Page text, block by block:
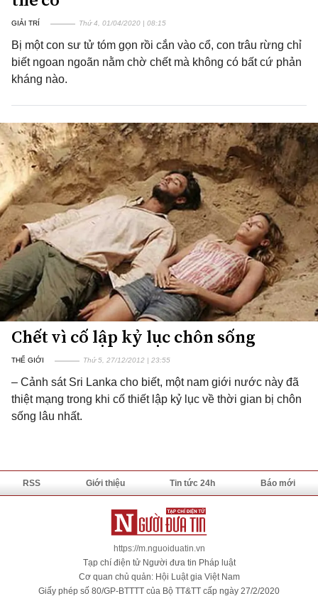
GIẢI TRÍ Thứ 4, 01/04/2020 | 08:15
Bị một con sư tử tóm gọn rồi cắn vào cổ, con trâu rừng chỉ
biết ngoan ngoãn nằm chờ chết mà không có bất cứ phản
kháng nào.
Chết vì cố lập kỷ lục chôn sống
THẾ GIỚI Thứ 5, 27/12/2012 | 23:55
– Cảnh sát Sri Lanka cho biết, một nam giới nước này đã
thiệt mạng trong khi cố thiết lập kỷ lục về thời gian bị chôn
sống lâu nhất.
RSS Giới thiệu Tin tức 24h Báo mới
https://m.nguoiduatin.vn
Tạp chí điện tử Người đưa tin Pháp luật
Cơ quan chủ quản: Hội Luật gia Việt Nam
Giấy phép số 80/GP-BTTTT của Bộ TT&TT cấp ngày 27/2/2020